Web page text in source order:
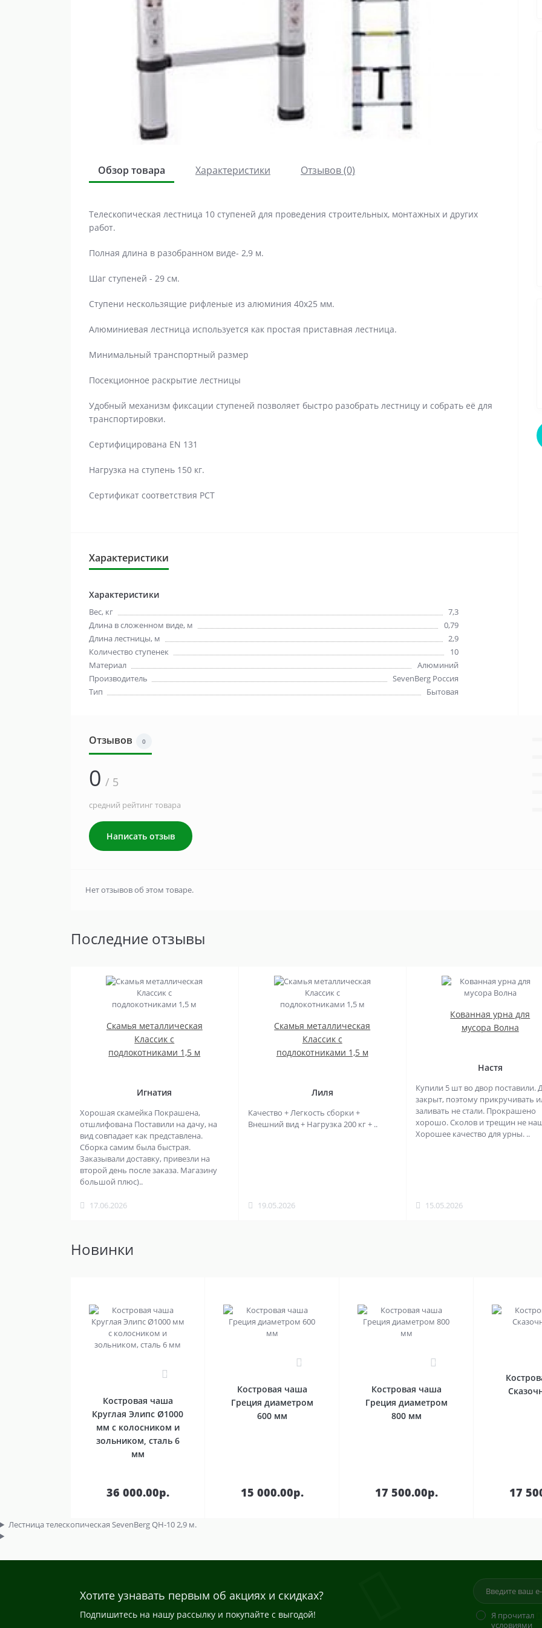
Обзор товара Характеристики Отзывов (0)
Телескопическая лестница 10 ступеней для проведения строительных, монтажных и других
работ.
Полная длина в разобранном виде- 2,9 м.
Шаг ступеней - 29 см.
Ступени нескользящие рифленые из алюминия 40x25 мм.
Алюминиевая лестница используется как простая приставная лестница.
Минимальный транспортный размер
Посекционное раскрытие лестницы
Удобный механизм фиксации ступеней позволяет быстро разобрать лестницу и собрать её для
транспортировки.
Сертифицирована EN 131
Нагрузка на ступень 150 кг.
Сертификат соответствия РСТ
Характеристики
Характеристики
Вес, кг
7,3
Длина в сложенном виде, м
0,79
Длина лестницы, м
2,9
Количество ступенек
10
Материал
Алюминий
Производитель
SevenBerg Россия
Тип
Бытовая
Отзывов 0
0 / 5
средний рейтинг товара
Написать отзыв
Нет отзывов об этом товаре.
Последние отзывы
Скамья металлическая
Классик с
подлокотниками 1,5 м
Игнатия
Хорошая скамейка Покрашена,
отшлифована Поставили на дачу, на
вид совпадает как представлена.
Сборка самим была быстрая.
Заказывали доставку, привезли на
второй день после заказа. Магазину
большой плюс)..
17.06.2026
Скамья металлическая
Классик с
подлокотниками 1,5 м
Лиля
Качество + Легкость сборки +
Внешний вид + Нагрузка 200 кг + ..
19.05.2026
Кованная урна для
мусора Волна
Настя
Купили 5 шт во двор поставили.
закрыт, поэтому прикручивать
заливать не стали. Прокрашено
хорошо. Сколов и трещин не
Хорошее качество для урны. ..
15.05.2026
Новинки
Костровая чаша
Круглая Элипс Ø1000
мм с колосником и
зольником, сталь 6
мм
36 000.00р.
корзину
Костровая чаша
Греция диаметром
600 мм
15 000.00р.
корзину
Костровая чаша
Греция диаметром
800 мм
17 500.00р.
корзину
17
Лестница телескопическая SevenBerg QH-10 2,9 м.
Хотите узнавать первым об акциях и скидках?
Подпишитесь на нашу рассылку и покупайте с выгодой! Я прочитал
условиями